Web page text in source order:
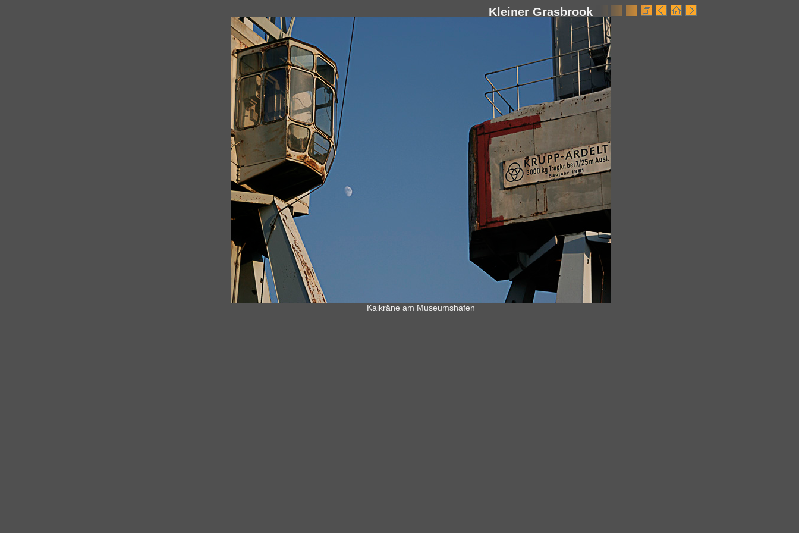
Kleiner Grasbrook
Kaikräne am Museumshafen